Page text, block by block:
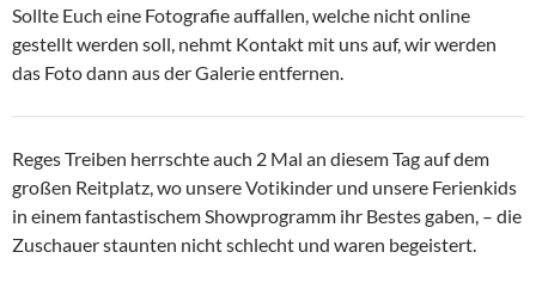
Sollte Euch eine Fotografie auffallen, welche nicht online
gestellt werden soll, nehmt Kontakt mit uns auf, wir werden
das Foto dann aus der Galerie entfernen.
Reges Treiben herrschte auch 2 Mal an diesem Tag auf dem
großen Reitplatz, wo unsere Votikinder und unsere Ferienkids
in einem fantastischem Showprogramm ihr Bestes gaben, – die
Zuschauer staunten nicht schlecht und waren begeistert.